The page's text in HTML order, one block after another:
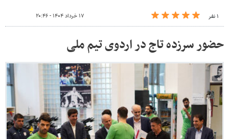
۱ نفر ۱۷ خرداد ۱۴۰۴ - ۲۰:۴۶
حضور سرزده تاج در اردوی تیم ملی